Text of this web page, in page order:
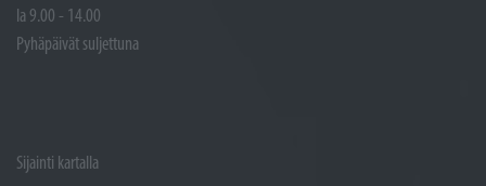
la 9.00 - 14.00
Pyhäpäivät suljettuna
Sijainti kartalla